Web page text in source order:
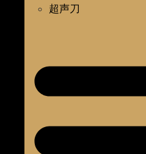
超声刀